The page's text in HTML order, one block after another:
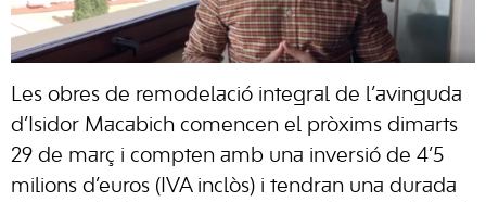
Les obres de remodelació integral de l’avinguda
d’Isidor Macabich comencen el pròxims dimarts
29 de març i compten amb una inversió de 4’5
milions d’euros (IVA inclòs) i tendran una durada